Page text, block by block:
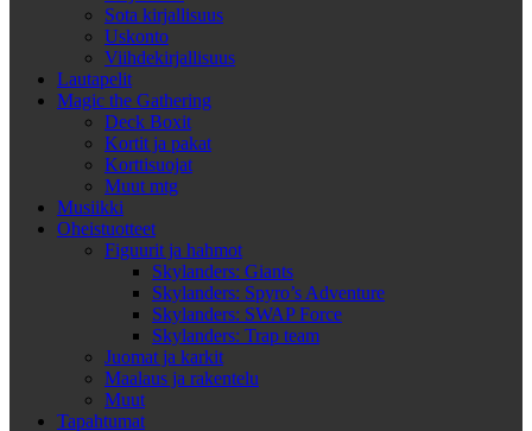
Sota kirjallisuus
Uskonto
Viihdekirjallisuus
Lautapelit
Magic the Gathering
Deck Boxit
Kortit ja pakat
Korttisuojat
Muut mtg
Musiikki
Oheistuotteet
Figuurit ja hahmot
Skylanders: Giants
Skylanders: Spyro’s Adventure
Skylanders: SWAP Force
Skylanders: Trap team
Juomat ja karkit
Maalaus ja rakentelu
Muut
Tapahtumat